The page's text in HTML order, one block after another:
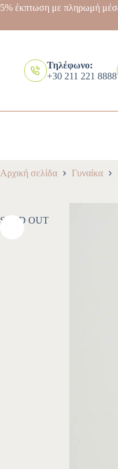
5% έκπτωση με πληρωμή
Τηλέφωνο:
+30 211 221 8888
Αρχική σελίδα Γυναίκα
SOLD OUT